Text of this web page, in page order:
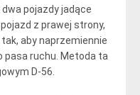
pojazdy jadące
z prawej strony,
aby naprzemiennie
pasa ruchu. Metoda ta
D-56.